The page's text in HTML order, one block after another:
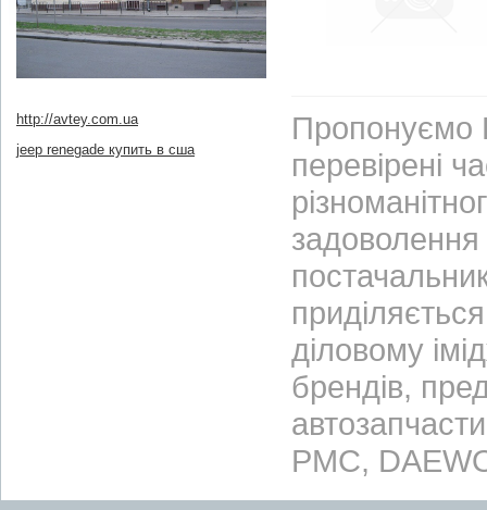
http://avtey.com.ua
jeep renegade купить в сша
Пропонуємо
перевірені
діловому
брендів,
PMC,